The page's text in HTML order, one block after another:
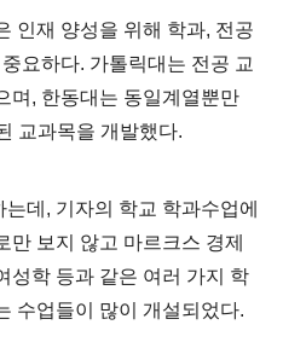
인재 양성을 위해 학과, 전공
요하다. 가톨릭대는 전공 교
며, 한동대는 동일계열뿐만
교과목을 개발했다.
데, 기자의 학교 학과수업에
만 보지 않고 마르크스 경제
성학 등과 같은 여러 가지 학
수업들이 많이 개설되었다.